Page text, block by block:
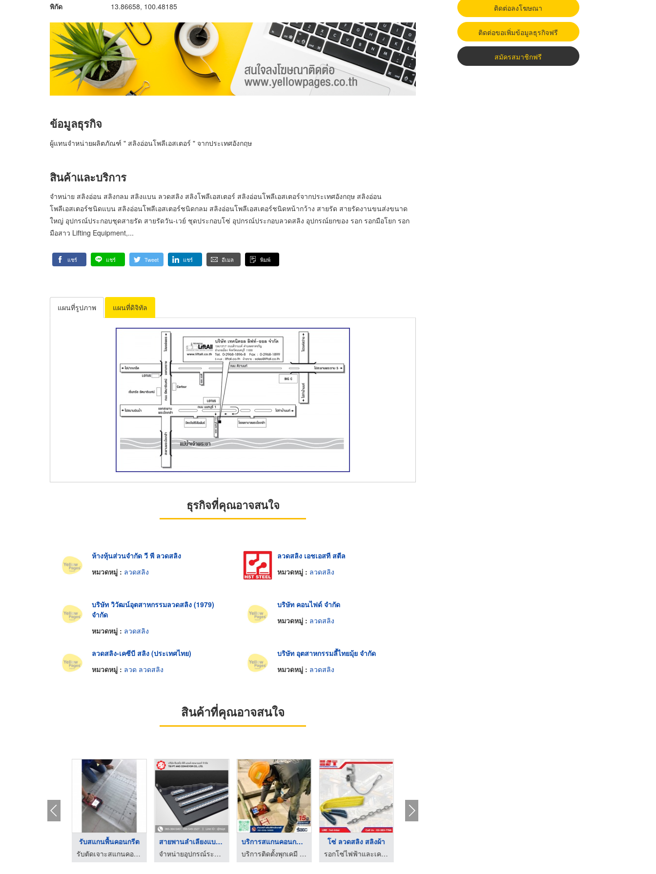
พิกัด 13.86658, 100.48185
ข้อมูลธุรกิจ
ผู้แทนจำหน่ายผลิตภัณฑ์ " สลิงอ่อนโพลีเอสเตอร์ " จากประเทศอังกฤษ
สินค้าและบริการ
จำหน่าย สลิงอ่อน สลิงกลม สลิงแบน ลวดสลิง สลิงโพลีเอสเตอร์ สลิงอ่อนโพลีเอสเตอร์จากประเทศอังกฤษ สลิงอ่อน
โพลีเอสเตอร์ชนิดแบน สลิงอ่อนโพลีเอสเตอร์ชนิดกลม สลิงอ่อนโพลีเอสเตอร์ชนิดหน้ากว้าง สายรัด สายรัดงานขนส่งขนาด
ใหญ่ อุปกรณ์ประกอบชุดสายรัด สายรัดวัน-เวย์ ชุดประกอบโซ่ อุปกรณ์ประกอบลวดสลิง อุปกรณ์ยกของ รอก รอกมือโยก รอก
มือสาว Lifting Equipment,...
แชร์ แชร์ Tweet แชร์ อีเมล พิมพ์
แผนที่รูปภาพ แผนที่ดิจิทัล
ธุรกิจที่คุณอาจสนใจ
ห้างหุ้นส่วนจำกัด วี พี ลวดสลิง
หมวดหมู่ : ลวดสลิง
ลวดสลิง เอชเอสที สตีล
หมวดหมู่ : ลวดสลิง
บริษัท วิวัฒน์อุตสาหกรรมลวดสลิง (1979)
จำกัด
หมวดหมู่ : ลวดสลิง
บริษัท คอนไฟด์ จำกัด
หมวดหมู่ : ลวดสลิง
ลวดสลิง-เคซีบี สลิง (ประเทศไทย)
หมวดหมู่ : ลวด ลวดสลิง
บริษัท อุตสาหกรรมลี้ไทยมุ้ย จำกัด
หมวดหมู่ : ลวดสลิง
สินค้าที่คุณอาจสนใจ
รับสแกนพื้นคอนกรีต
รับตัดเจาะสแกนคอนกรีต - เอ็นเท็ค เอ็นจิเนียริ่งแอนด์ซัพพลาย
สายพานลำเลียงแบบลวดส ...
จำหน่ายอุปกรณ์ระบบสายพานลำเลียงยางดำ
บริการสแกนคอนกรีต 3D
บริการติดตั้งพุกเคมี เจาะ ตัด สแกนคอนกรีต นนทบุรี | SBCC
โซ่ ลวดสลิง สลิงผ้า
รอกโซ่ไฟฟ้าและเครนโรงงาน - เอชเอสที อินเตอร์เนชั่นแนล
ติดต่อลงโฆษณา
ติดต่อขอเพิ่มข้อมูลธุรกิจฟรี
สมัครสมาชิกฟรี